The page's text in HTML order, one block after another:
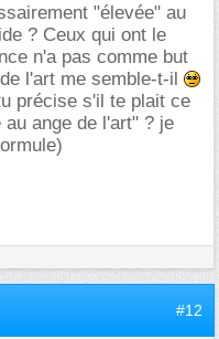
"élevée" au
? Ceux qui ont le
n'a pas comme but
l'art me semble-t-il
précise s'il te plait ce
ange de l'art" ? je
#12